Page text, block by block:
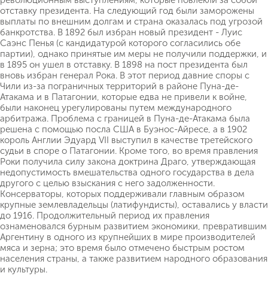
отставку президента. На следующий год были заморожены
выплаты по внешним долгам и страна оказалась под угрозой
банкротства. В 1892 был избран новый президент - Луис
Саэнс Пенья (с кандидатурой которого согласились обе
партии), однако принятые им меры не получили поддержки, и
в 1895 он ушел в отставку. В 1898 на пост президента был
вновь избран генерал Рока. В этот период давние споры с
Чили из-за пограничных территорий в районе Пуна-де-
Атакама и в Патагонии, которые едва не привели к войне,
были наконец урегулированы путем международного
арбитража. Проблема с границей в Пуна-де-Атакама была
решена с помощью посла США в Буэнос-Айресе, а в 1902
король Англии Эдуард VII выступил в качестве третейского
судьи в споре о Патагонии. Кроме того, во время правления
Роки получила силу закона доктрина Драго, утверждающая
недопустимость вмешательства одного государства в дела
другого с целью взыскания с него задолженности.
Консерваторы, которых поддерживали главным образом
крупные землевладельцы (латифундисты), оставались у власти
до 1916. Продолжительный период их правления
ознаменовался бурным развитием экономики, превратившим
Аргентину в одного из крупнейших в мире производителей
мяса и зерна; это время было отмечено быстрым ростом
населения страны, а также развитием народного образования
и культуры.